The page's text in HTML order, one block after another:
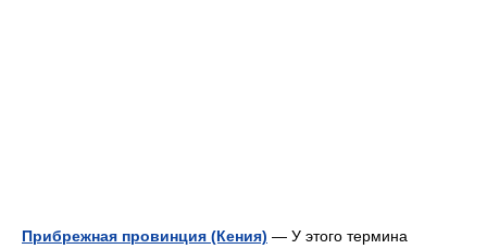
Прибрежная провинция (Кения) — У этого термина